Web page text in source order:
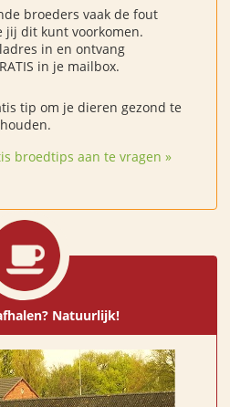
broeders vaak de fout
jij dit kunt voorkomen.
in en ontvang
in je mailbox.
tip om je dieren gezond te
houden.
broedtips aan te vragen »
Natuurlijk!